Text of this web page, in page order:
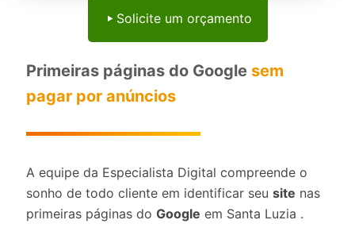
Solicite um orçamento
Primeiras páginas do Google sem
pagar por anúncios
A equipe da Especialista Digital compreende o
sonho de todo cliente em identificar seu site nas
primeiras páginas do Google em Santa Luzia .